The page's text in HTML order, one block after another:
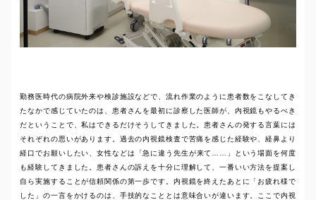
勤務医時代の病院外来や検診施設などで、流れ作業のように患者数をこなしてき
たなかで感じていたのは、患者さんを最初に診察した医師が、内視鏡もやるべき
だということで、私はできるだけそうしてきました。患者さんの発する言葉には
それぞれの思いがあります。過去の内視鏡検査で苦痛を感じた経験や、経鼻より
経口でお願いしたい、女性などは「急に違う先生が来て……」という場面を何度
も経験してきました。患者さんの訴えを十分に理解して、一番いい方法を提案し
自ら実施することが信頼関係の第一歩です。内視鏡を終えたあとに「お疲れ様で
した」の一言をかけるのは、手技的なこととは意味合いが違います。ここで内視